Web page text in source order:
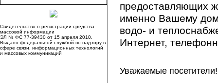
Свидетельство о регистрации средства
массовой информации
ЭЛ № ФС 77-39430 от 15 апреля 2010.
Выдано федеральной службой по надзору в
сфере связи, информационных технологий
и массовых коммуникаций
предоставляющих
именно Вашему
водо- и
Интернет,
Уважаемые посетители!